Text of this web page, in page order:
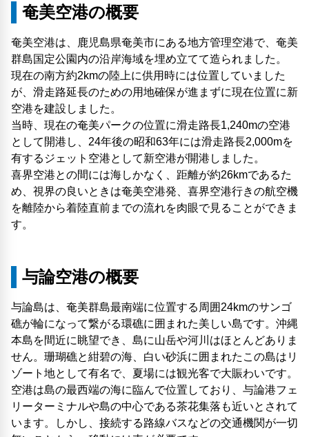
奄美空港の概要
奄美空港は、鹿児島県奄美市にある地方管理空港で、奄美
群島国定公園内の沿岸海域を埋め立てて造られました。
現在の南方約2kmの陸上に供用時には位置していました
が、滑走路延長のための用地確保が進まずに現在位置に新
空港を建設しました。
当時、現在の奄美パークの位置に滑走路長1,240mの空港
として開港し、24年後の昭和63年には滑走路長2,000mを
有するジェット空港として新空港が開港しました。
喜界空港との間には海しかなく、距離が約26kmであるた
め、視界の良いときは奄美空港発、喜界空港行きの航空機
を離陸から着陸直前までの流れを肉眼で見ることができま
す。
与論空港の概要
与論島は、奄美群島最南端に位置する周囲24kmのサンゴ
礁が輪になって繋がる環礁に囲まれた美しい島です。沖縄
本島を間近に眺望でき、島に山岳や河川はほとんどありま
せん。珊瑚礁と紺碧の海、白い砂浜に囲まれたこの島はリ
ゾート地として有名で、夏場には観光客で大賑わいです。
空港は島の最西端の海に臨んで位置しており、与論港フェ
リーターミナルや島の中心である茶花集落も近いとされて
います。しかし、接続する路線バスなどの交通機関が一切